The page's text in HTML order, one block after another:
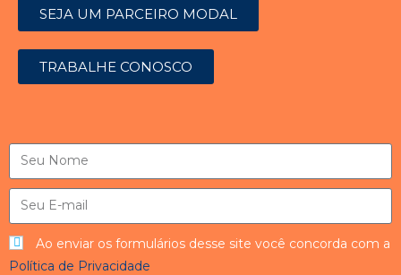
SEJA UM PARCEIRO MODAL
TRABALHE CONOSCO
Ao enviar os formulários desse site você concorda com a
Política de Privacidade